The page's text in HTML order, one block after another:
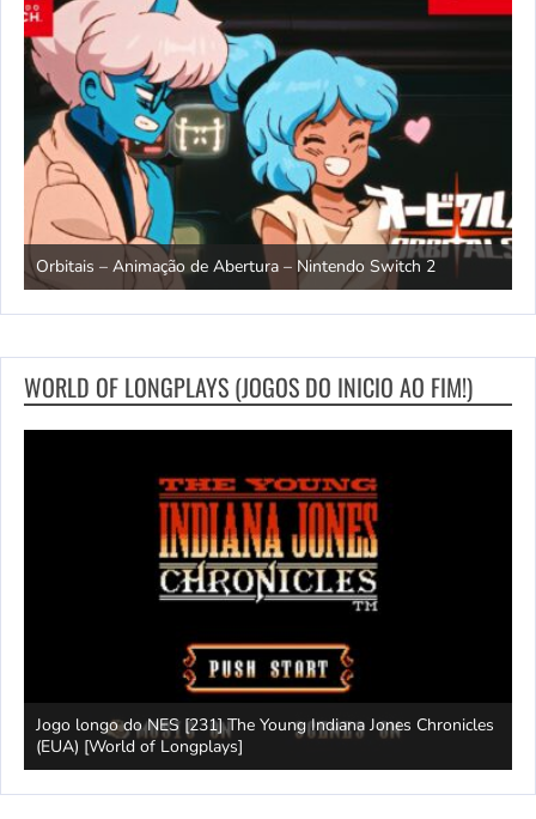
Orbitais – Animação de Abertura – Nintendo Switch 2
WORLD OF LONGPLAYS (JOGOS DO INICIO AO FIM!)
Jogo longo do NES [231] The Young Indiana Jones Chronicles
(EUA) [World of Longplays]